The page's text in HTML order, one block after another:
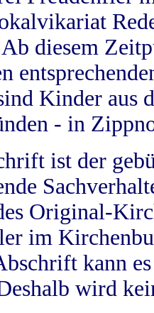
diesem
Kinder aus
- in
ist der
Original-
im
kann
wird